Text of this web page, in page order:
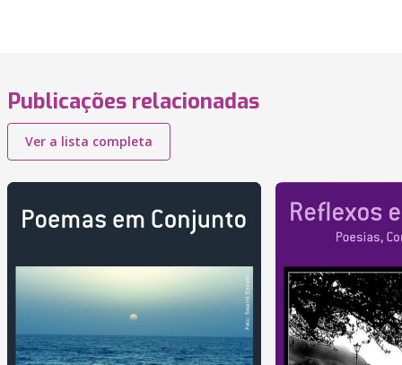
Publicações relacionadas
Ver a lista completa